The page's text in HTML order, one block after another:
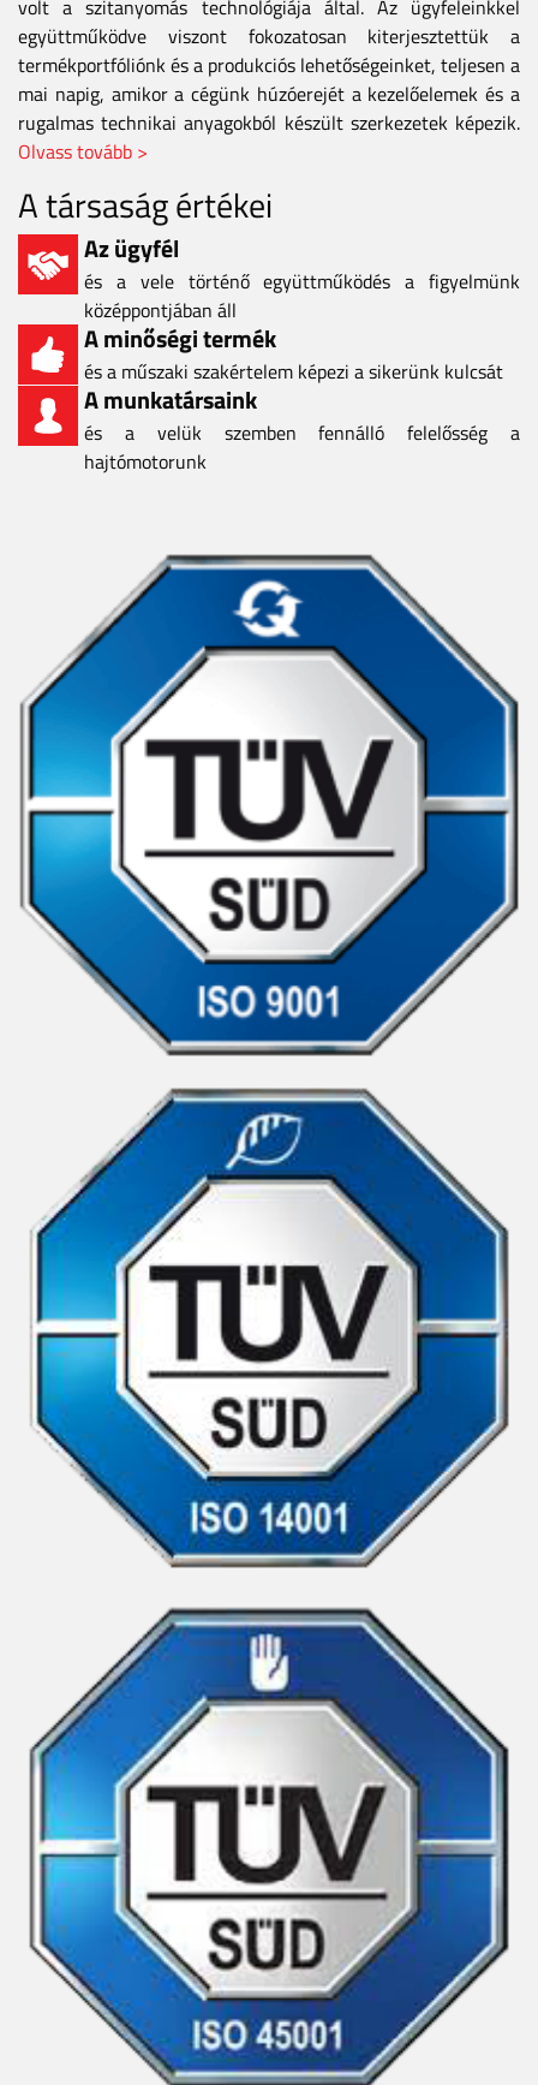
volt a szitanyomás technológiája által. Az ügyfeleinkkel
együttműködve viszont fokozatosan kiterjesztettük a
termékportfóliónk és a produkciós lehetőségeinket, teljesen a
mai napig, amikor a cégünk húzóerejét a kezelőelemek és a
rugalmas technikai anyagokból készült szerkezetek képezik.
Olvass tovább >
A társaság értékei
Az ügyfél
és a vele történő együttműködés a figyelmünk
középpontjában áll
A minőségi termék
és a műszaki szakértelem képezi a sikerünk kulcsát
A munkatársaink
és a velük szemben fennálló felelősség a
hajtómotorunk